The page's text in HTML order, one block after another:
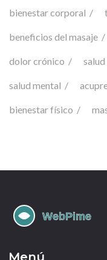
bienestar corporal
beneficios del masaje
dolor crónico
salud mental
bienestar físico
Menú